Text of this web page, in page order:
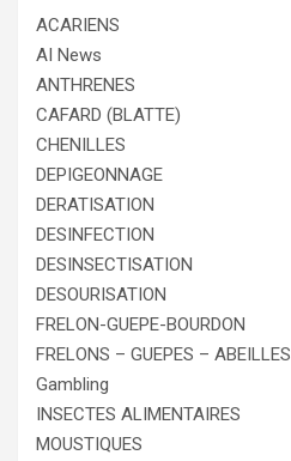
ACARIENS
AI News
ANTHRENES
CAFARD (BLATTE)
CHENILLES
DEPIGEONNAGE
DERATISATION
DESINFECTION
DESINSECTISATION
DESOURISATION
FRELON-GUEPE-BOURDON
FRELONS – GUEPES – ABEILLES
Gambling
INSECTES ALIMENTAIRES
MOUSTIQUES